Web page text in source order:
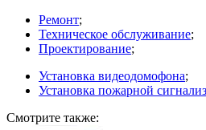
Ремонт;
Техническое обслуживание;
Проектирование;
Установка видеодомофона;
Установка пожарной
Смотрите также: